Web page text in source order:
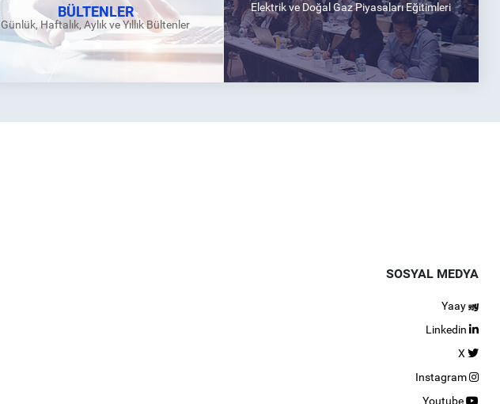
BÜLTENLER
Günlük, Haftalık, Aylık ve Yıllık Bültenler
Elektrik ve Doğal Gaz Piyasaları Eğitimleri
SOSYAL MEDYA
Yaay
Linkedin
X
Instagram
Youtube